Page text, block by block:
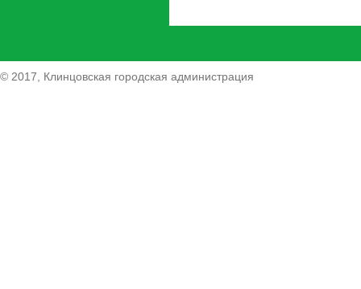
© 2017, Клинцовская городская администрация